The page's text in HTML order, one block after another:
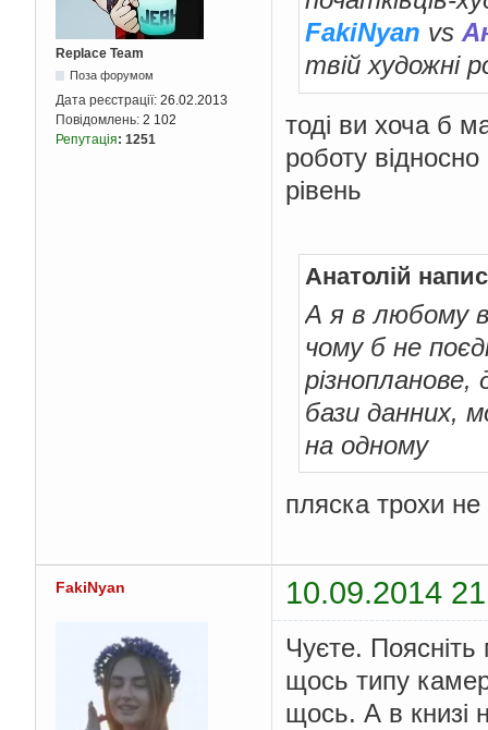
Replace Team
Поза форумом
Дата реєстрації: 26.02.2013
Повідомлень: 2 102
Репутація: 1251
FakiNyan vs
твій художні
тоді ви хоча б
роботу
рівень
Анатолій
А я в любому
чому б не
бази данних,
на одному
пляска трохи
FakiNyan 10.09.2014
Чуєте.
щось типу
щось. А в книзі